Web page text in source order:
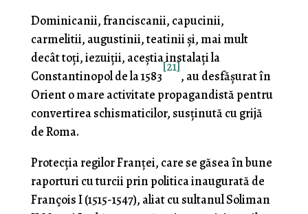
Dominicanii, franciscanii, capucinii,
carmelitii, augustinii, teatinii şi, mai mult
decât toți, iezuiţii, aceştia insta­laţi la
Constantinopol de la 1583
[21]
, au desfăşurat în
Orient o mare activitate propagandistă pentru
convertirea schismaticilor, susţinută cu grijă
de Roma.
Protecţia regilor Franţei, care se găsea în bune
ra­porturi cu turcii prin politica inaugurată de
François I (1515-1547), aliat cu sultanul Soliman